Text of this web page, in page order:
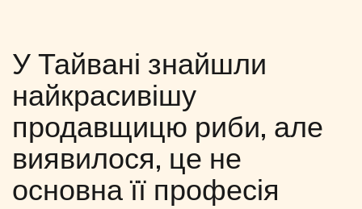
У Тайвані знайшли
найкрасивішу
продавщицю риби, але
виявилося, це не
основна її професія